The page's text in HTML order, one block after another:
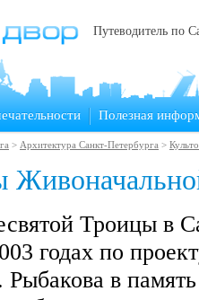
Путеводитель по
Полезная
> Архитектура Санкт-Петербурга >
Троицы в
годах по
в